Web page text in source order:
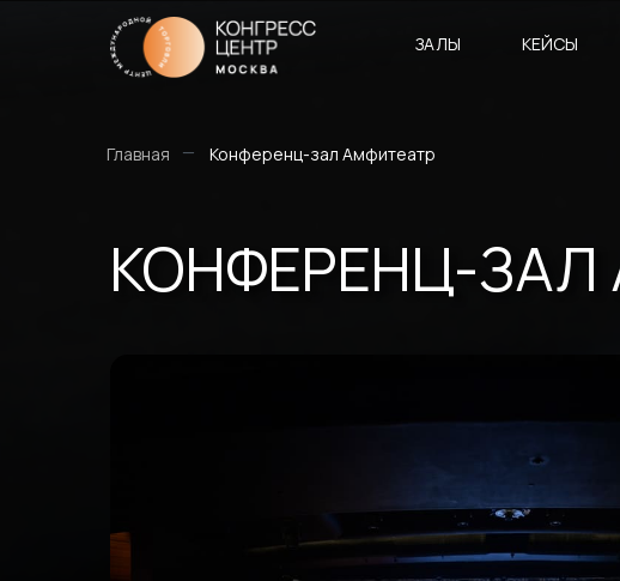
КЕЙСЫ
ЗАЛЫ
Главная — Конференц-зал Амфитеатр
КОНФЕРЕНЦ-